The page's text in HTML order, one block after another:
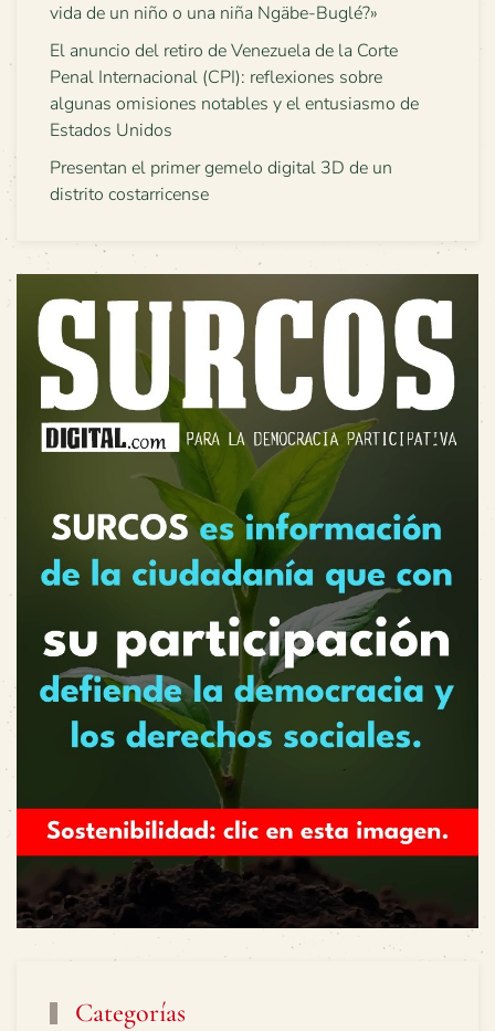
vida de un niño o una niña Ngäbe-Buglé?»
El anuncio del retiro de Venezuela de la Corte
Penal Internacional (CPI): reflexiones sobre
algunas omisiones notables y el entusiasmo de
Estados Unidos
Presentan el primer gemelo digital 3D de un
distrito costarricense
Categorías